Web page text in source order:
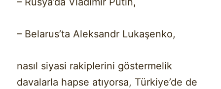
– Belarus’ta Aleksandr Lukaşenko,
nasıl siyasi rakiplerini göstermelik
davalarla hapse atıyorsa, Türkiye’de de